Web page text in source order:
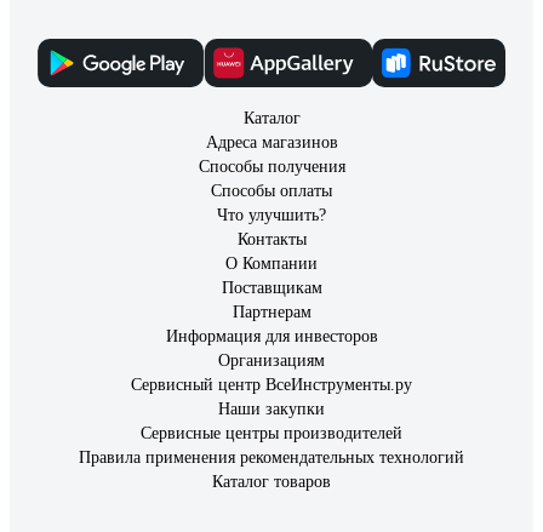
Каталог
Адреса магазинов
Способы получения
Способы оплаты
Что улучшить?
Контакты
О Компании
Поставщикам
Партнерам
Информация для инвесторов
Организациям
Сервисный центр ВсеИнструменты.ру
Наши закупки
Сервисные центры производителей
Правила применения рекомендательных технологий
Каталог товаров